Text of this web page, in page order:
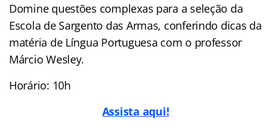
Domine questões complexas para a seleção da
Escola de Sargento das Armas, conferindo dicas da
matéria de Língua Portuguesa com o professor
Márcio Wesley.
Horário: 10h
Assista aqui!